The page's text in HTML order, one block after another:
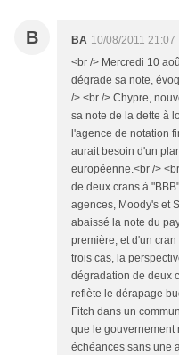
B BA 10/08/2011 21:07
<br /> Mercredi 10
dégrade sa note,
/> <br /> Chypre,
sa note de la dette à
l'agence de notation
aurait besoin d'un
européenne.<br />
de deux crans à
agences, Moody's et
abaissé la note du
première, et d'un
trois cas, la
dégradation de deux
reflète le dérapage
Fitch dans un
que le gouvernement
échéances sans une